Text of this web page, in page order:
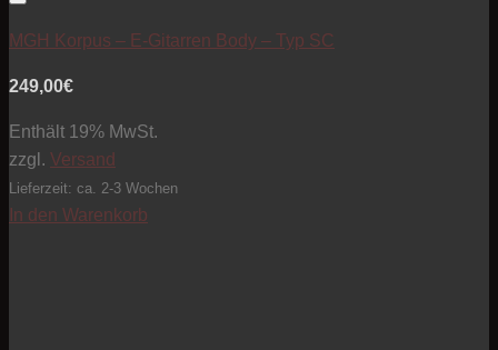
MGH Korpus – E-Gitarren Body – Typ SC
249,00€
Enthält 19% MwSt.
zzgl. Versand
Lieferzeit: ca. 2-3 Wochen
In den Warenkorb